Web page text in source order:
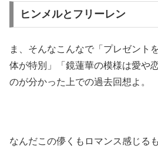
ヒンメルとフリーレン
ま、そんなこんなで「プレゼント
体が特別」「鏡蓮華の模様は愛や
のが分かった上での過去回想よ。
なんだこの儚くもロマンス感じる